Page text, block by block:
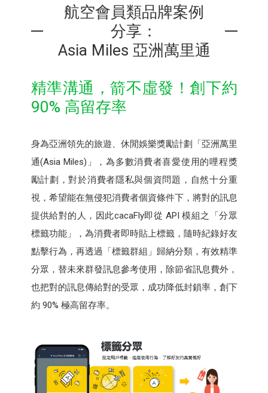
航空會員類品牌案例
分享：
Asia Miles 亞洲萬里通
精準溝通，箭不虛發！創下約
90% 高留存率
身為亞洲領先的旅遊、休閒娛樂獎勵計劃「亞洲萬里
通(Asia Miles)」，為多數消費者喜愛使用的哩程獎
勵計劃，對於消費者隱私與個資問題，自然十分重
視，希望能在無侵犯消費者個資條件下，將對的訊息
提供給對的人，因此cacaFly即從 API 模組之「分眾
標籤功能」，為消費者即時貼上標籤，隨時紀錄好友
點擊行為，再透過「標籤群組」歸納分類，有效精準
分眾，替未來群發訊息參考使用，除節省訊息費外，
也把對的訊息傳給對的受眾，成功降低封鎖率，創下
約 90% 極高留存率。